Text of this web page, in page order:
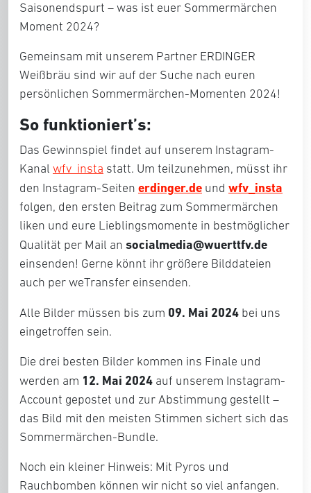
Saisonendspurt – was ist euer Sommermärchen
Moment 2024?
Gemeinsam mit unserem Partner ERDINGER
Weißbräu sind wir auf der Suche nach euren
persönlichen Sommermärchen-Momenten 2024!
So funktioniert’s:
Das Gewinnspiel findet auf unserem Instagram-
Kanal wfv_insta statt. Um teilzunehmen, müsst ihr
den Instagram-Seiten erdinger.de und wfv_insta
folgen, den ersten Beitrag zum Sommermärchen
liken und eure Lieblingsmomente in bestmöglicher
Qualität per Mail an socialmedia@wuerttfv.de
einsenden! Gerne könnt ihr größere Bilddateien
auch per weTransfer einsenden.
Alle Bilder müssen bis zum 09. Mai 2024 bei uns
eingetroffen sein.
Die drei besten Bilder kommen ins Finale und
werden am 12. Mai 2024 auf unserem Instagram-
Account gepostet und zur Abstimmung gestellt –
das Bild mit den meisten Stimmen sichert sich das
Sommermärchen-Bundle.
Noch ein kleiner Hinweis: Mit Pyros und
Rauchbomben können wir nicht so viel anfangen.